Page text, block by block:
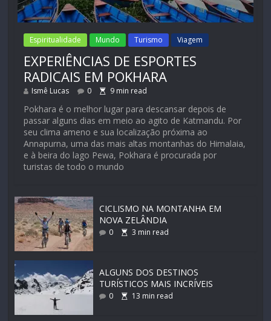
Espiritualidade Mundo Turismo Viagem
EXPERIÊNCIAS DE ESPORTES
RADICAIS EM POKHARA
Ismê Lucas 0 9 min read
Pokhara é o melhor lugar para descansar depois de
passar alguns dias em meio ao agito de Katmandu. Por
seu clima ameno e sua localização próxima ao
Annapurna, uma das mais altas montanhas do Himalaia,
e à beira do lago Pewa, Pokhara é procurada por
turistas de todo o mundo
CICLISMO NA MONTANHA EM
NOVA ZELÂNDIA
0 3 min read
ALGUNS DOS DESTINOS
TURÍSTICOS MAIS INCRÍVEIS
0 13 min read